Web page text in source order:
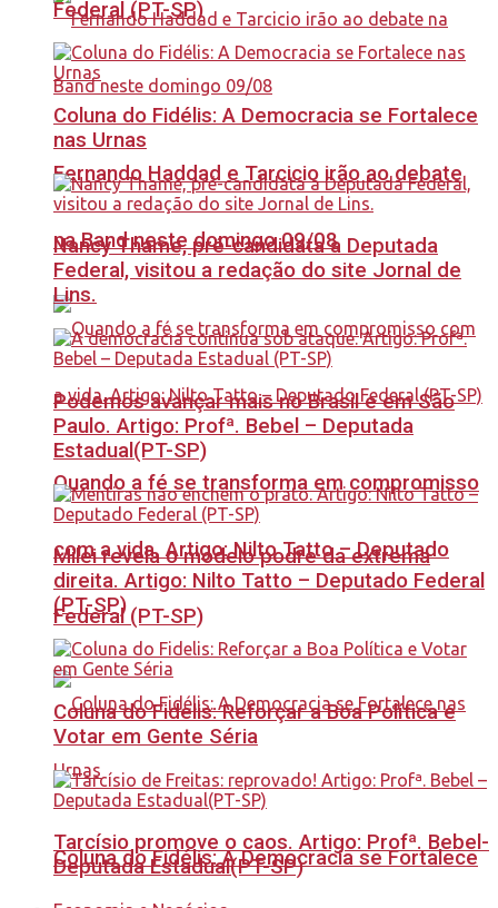
Fernando Haddad e Tarcicio irão ao debate
na Band neste domingo 09/08
Quando a fé se transforma em compromisso
com a vida. Artigo: Nilto Tatto – Deputado
Federal (PT-SP)
Coluna do Fidélis: A Democracia se Fortalece
Federal (PT-SP)
Coluna do Fidélis: A Democracia se Fortalece
nas Urnas
Nancy Thame, pré-candidata a Deputada
Federal, visitou a redação do site Jornal de
Lins.
Podemos avançar mais no Brasil e em São
Paulo. Artigo: Profª. Bebel – Deputada
Estadual(PT-SP)
Milei revela o modelo podre da extrema
direita. Artigo: Nilto Tatto – Deputado Federal
(PT-SP)
Coluna do Fidelis: Reforçar a Boa Política e
Votar em Gente Séria
Tarcísio promove o caos. Artigo: Profª. Bebel-
Deputada Estadual(PT-SP)